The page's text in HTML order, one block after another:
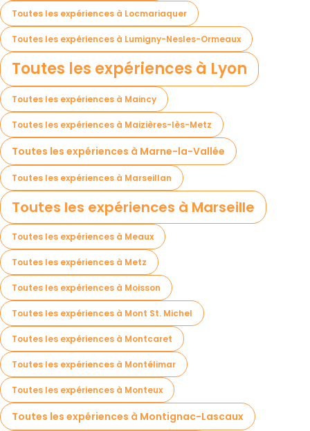
Toutes les expériences à Locmariaquer
Toutes les expériences à Lumigny-Nesles-Ormeaux
Toutes les expériences à Lyon
Toutes les expériences à Maincy
Toutes les expériences à Maizières-lès-Metz
Toutes les expériences à Marne-la-Vallée
Toutes les expériences à Marseillan
Toutes les expériences à Marseille
Toutes les expériences à Meaux
Toutes les expériences à Metz
Toutes les expériences à Moisson
Toutes les expériences à Mont St. Michel
Toutes les expériences à Montcaret
Toutes les expériences à Montélimar
Toutes les expériences à Monteux
Toutes les expériences à Montignac-Lascaux